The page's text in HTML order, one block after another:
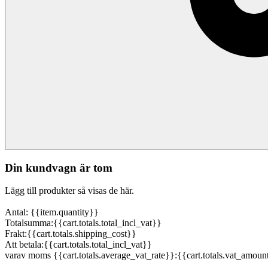
Din kundvagn är tom
Lägg till produkter så visas de här.
Antal: {{item.quantity}}
Totalsumma:{{cart.totals.total_incl_vat}}
Frakt:{{cart.totals.shipping_cost}}
Att betala:{{cart.totals.total_incl_vat}}
varav moms {{cart.totals.average_vat_rate}}: